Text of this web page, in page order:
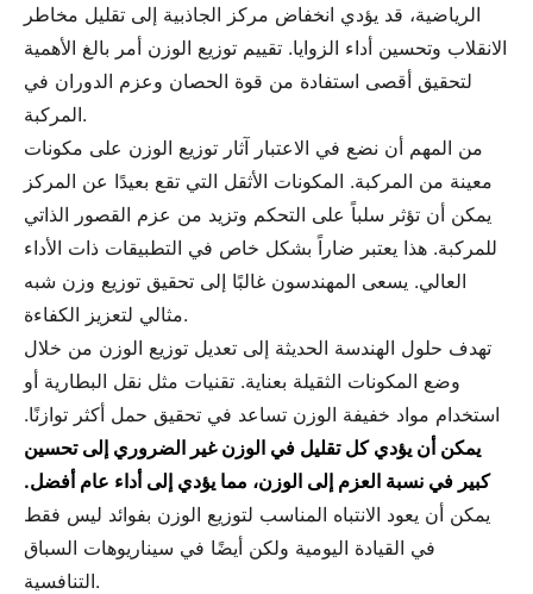
الرياضية، قد يؤدي انخفاض مركز الجاذبية إلى تقليل مخاطر
الانقلاب وتحسين أداء الزوايا. تقييم توزيع الوزن أمر بالغ الأهمية
لتحقيق أقصى استفادة من قوة الحصان وعزم الدوران في
المركبة.
من المهم أن نضع في الاعتبار آثار توزيع الوزن على مكونات
معينة من المركبة. المكونات الأثقل التي تقع بعيدًا عن المركز
يمكن أن تؤثر سلباً على التحكم وتزيد من عزم القصور الذاتي
للمركبة. هذا يعتبر ضاراً بشكل خاص في التطبيقات ذات الأداء
العالي. يسعى المهندسون غالبًا إلى تحقيق توزيع وزن شبه
مثالي لتعزيز الكفاءة.
تهدف حلول الهندسة الحديثة إلى تعديل توزيع الوزن من خلال
وضع المكونات الثقيلة بعناية. تقنيات مثل نقل البطارية أو
استخدام مواد خفيفة الوزن تساعد في تحقيق حمل أكثر توازنًا.
يمكن أن يؤدي كل تقليل في الوزن غير الضروري إلى تحسين
كبير في نسبة العزم إلى الوزن، مما يؤدي إلى أداء عام أفضل.
يمكن أن يعود الانتباه المناسب لتوزيع الوزن بفوائد ليس فقط
في القيادة اليومية ولكن أيضًا في سيناريوهات السباق
التنافسية.